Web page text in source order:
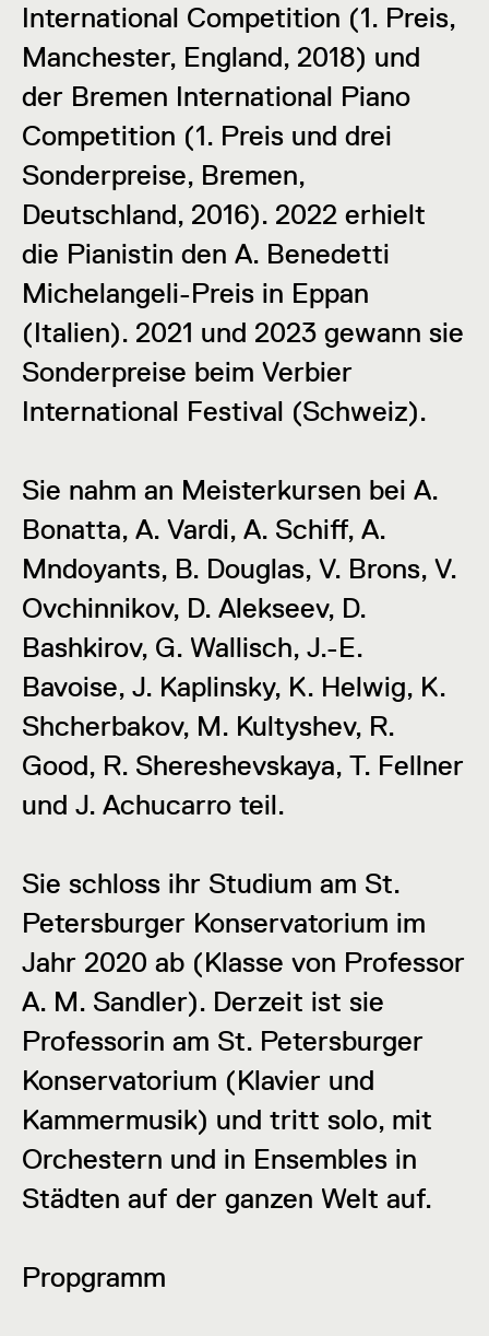
International Competition (1. Preis,
Manchester, England, 2018) und
der Bremen International Piano
Competition (1. Preis und drei
Sonderpreise, Bremen,
Deutschland, 2016). 2022 erhielt
die Pianistin den A. Benedetti
Michelangeli-Preis in Eppan
(Italien). 2021 und 2023 gewann sie
Sonderpreise beim Verbier
International Festival (Schweiz).
Sie nahm an Meisterkursen bei A.
Bonatta, A. Vardi, A. Schiff, A.
Mndoyants, B. Douglas, V. Brons, V.
Ovchinnikov, D. Alekseev, D.
Bashkirov, G. Wallisch, J.-E.
Bavoise, J. Kaplinsky, K. Helwig, K.
Shcherbakov, M. Kultyshev, R.
Good, R. Shereshevskaya, T. Fellner
und J. Achucarro teil.
Sie schloss ihr Studium am St.
Petersburger Konservatorium im
Jahr 2020 ab (Klasse von Professor
A. M. Sandler). Derzeit ist sie
Professorin am St. Petersburger
Konservatorium (Klavier und
Kammermusik) und tritt solo, mit
Orchestern und in Ensembles in
Städten auf der ganzen Welt auf.
Propgramm